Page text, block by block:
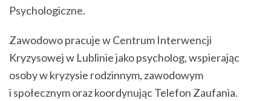
Psychologiczne.
Zawodowo pracuje w Centrum Interwencji
Kryzysowej w Lublinie jako psycholog, wspierając
osoby w kryzysie rodzinnym, zawodowym
i społecznym oraz koordynując Telefon Zaufania.